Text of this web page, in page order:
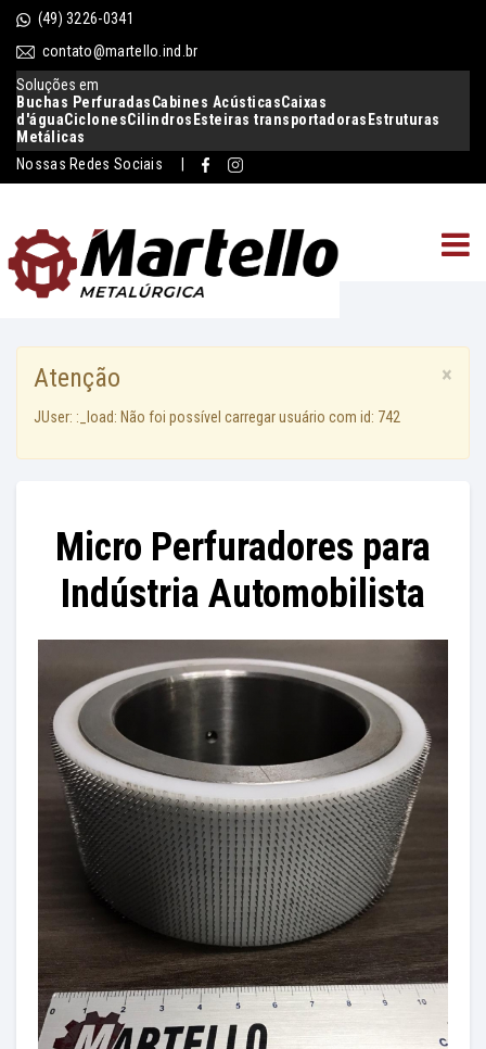
(49) 3226-0341
contato@martello.ind.br
Soluções em
Buchas PerfuradasCabines AcústicasCaixas
d'águaCiclonesCilindros Esteiras transportadoras Estruturas
Metálicas
Nossas Redes Sociais |
×
Atenção
JUser: :_load: Não foi possível carregar usuário com id: 742
Micro Perfuradores para
Indústria Automobilista